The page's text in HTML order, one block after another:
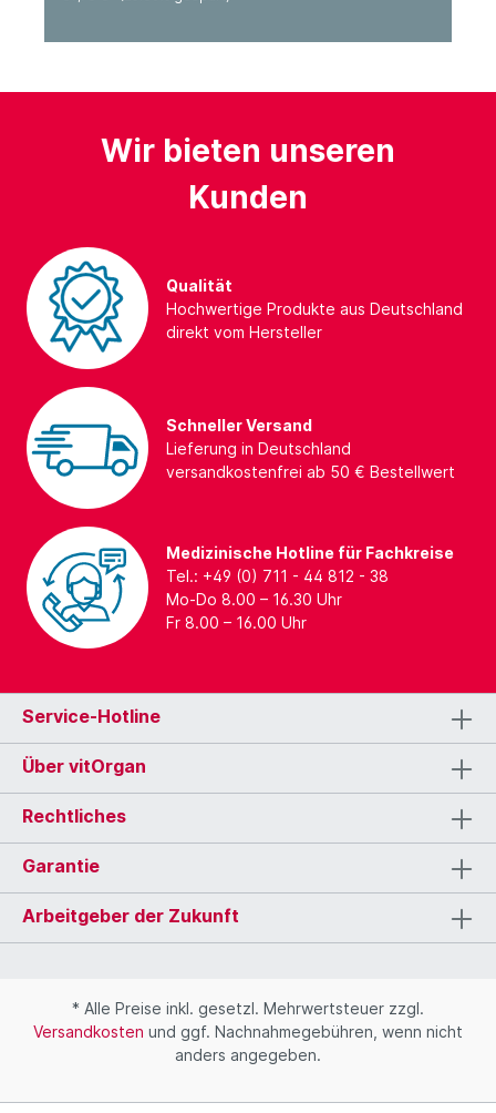
Wir bieten unseren
Kunden
Qualität
Hochwertige Produkte aus Deutschland
direkt vom Hersteller
Schneller Versand
Lieferung in Deutschland
versandkostenfrei ab 50 € Bestellwert
Medizinische Hotline für Fachkreise
Tel.: +49 (0) 711 - 44 812 - 38
Mo-Do 8.00 – 16.30 Uhr
Fr 8.00 – 16.00 Uhr
Service-Hotline
Über vitOrgan
Rechtliches
Garantie
Arbeitgeber der Zukunft
* Alle Preise inkl. gesetzl. Mehrwertsteuer zzgl.
Versandkosten und ggf. Nachnahmegebühren, wenn nicht
anders angegeben.